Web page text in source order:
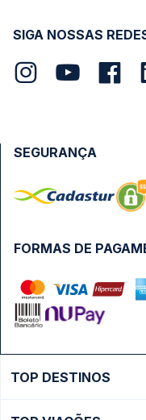
SIGA NOSSAS
FORMAS DE
SEGURANÇA
TOP DESTINOS